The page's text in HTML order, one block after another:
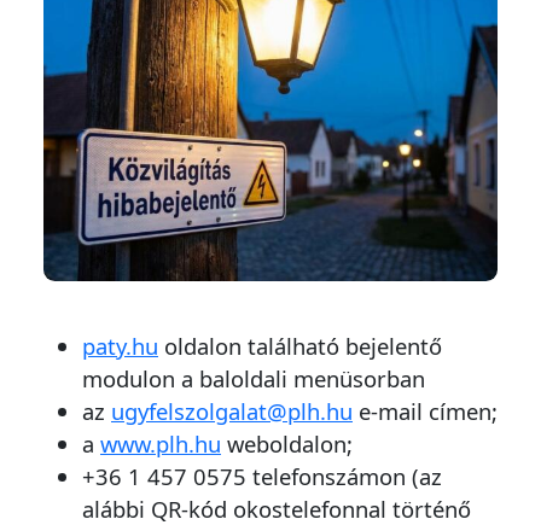
paty.hu oldalon található bejelentő
modulon a baloldali menüsorban
az ugyfelszolgalat@plh.hu e-mail címen;
a www.plh.hu weboldalon;
+36 1 457 0575 telefonszámon (az
alábbi QR-kód okostelefonnal történő